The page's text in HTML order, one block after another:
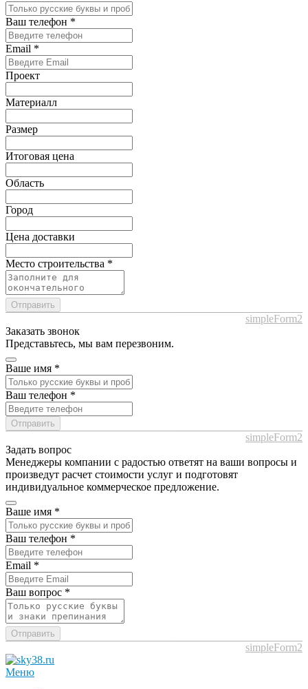
Ваш телефон *
Email *
Проект
Материалл
Размер
Итоговая цена
Область
Город
Цена доставки
Место строительства *
Отправить
simpleForm2
Заказать звонок
Представьтесь, мы вам перезвоним.
Ваше имя *
Ваш телефон *
Отправить
simpleForm2
Задать вопрос
Менеджеры компании с радостью ответят на ваши вопросы и
произведут расчет стоимости услуг и подготовят
индивидуальное коммерческое предложение.
Ваше имя *
Ваш телефон *
Email *
Ваш вопрос *
Отправить
simpleForm2
Меню